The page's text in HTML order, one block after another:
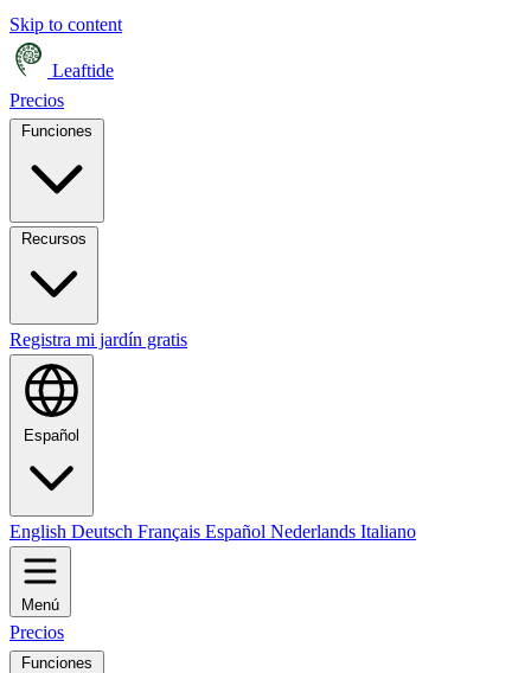
Skip to content
Leaftide
Precios
Registra mi jardín gratis
Español
English Deutsch Français Español Nederlands Italiano
Menú
Precios
Funciones